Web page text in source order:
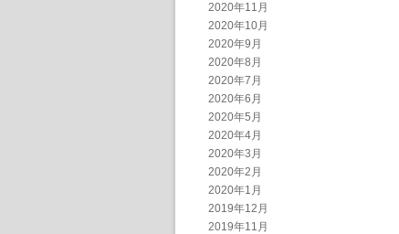
2020年11月
2020年10月
2020年9月
2020年8月
2020年7月
2020年6月
2020年5月
2020年4月
2020年3月
2020年2月
2020年1月
2019年12月
2019年11月